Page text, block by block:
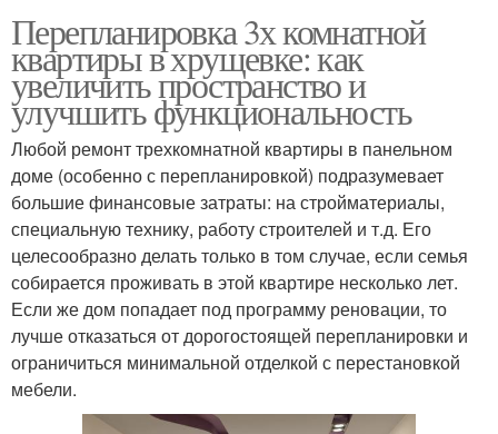
Перепланировка 3х комнатной
квартиры в хрущевке: как
увеличить пространство и
улучшить функциональность
Любой ремонт трехкомнатной квартиры в панельном
доме (особенно с перепланировкой) подразумевает
большие финансовые затраты: на стройматериалы,
специальную технику, работу строителей и т.д. Его
целесообразно делать только в том случае, если семья
собирается проживать в этой квартире несколько лет.
Если же дом попадает под программу реновации, то
лучше отказаться от дорогостоящей перепланировки и
ограничиться минимальной отделкой с перестановкой
мебели.